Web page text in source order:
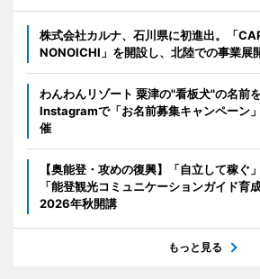
株式会社カルナ、石川県に初進出。「
NONOICHI」を開設し、北陸での事業展
わんわんリゾート 粟津の"看板犬"の名前
Instagramで「お名前募集キャンペーン
催
【奥能登・攻めの復興】「自立して稼ぐ
「能登観光コミュニケーションガイド育
2026年秋開講
もっと見る